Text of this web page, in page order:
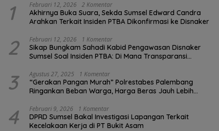
1 Februari 12, 2026 2 Komentar
Akhirnya Buka Suara, Sekda Sumsel Edward Candra
Arahkan Terkait Insiden PTBA Dikonfirmasi ke Disnaker
2 Februari 12, 2026 1 Komentar
Sikap Bungkam Sahadi Kabid Pengawasan Disnaker
Sumsel Soal Insiden PTBA: Di Mana Transparansi
3 Agustus 27, 2025 1 Komentar
“Gerakan Pangan Murah” Polrestabes Palembang
Ringankan Beban Warga, Harga Beras Jauh Lebih
4 Februari 9, 2026 1 Komentar
DPRD Sumsel Bakal Investigasi Lapangan Terkait
Kecelakaan Kerja di PT Bukit Asam